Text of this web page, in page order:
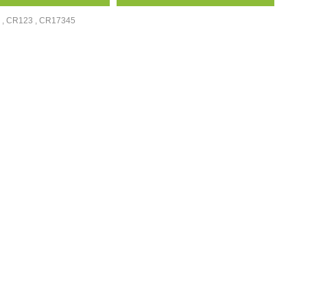
, CR123 , CR17345